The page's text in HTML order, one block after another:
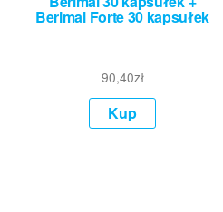
Berimal Forte 30 kapsułek
90,40zł
Kup